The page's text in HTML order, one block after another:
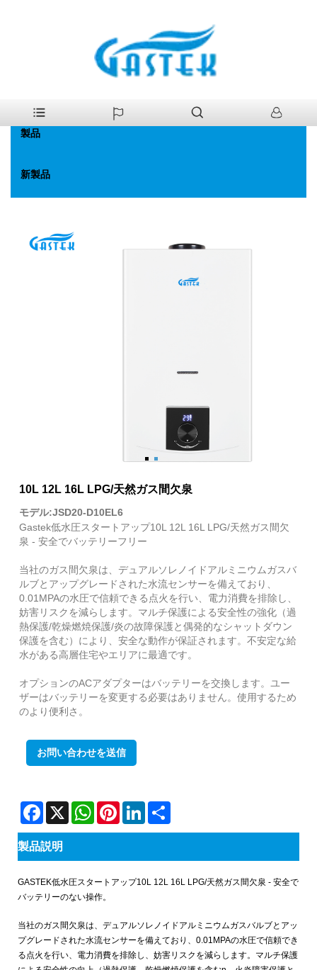
低水圧起動ガス給湯器を煙道
製品
新製品
10L 12L 16L LPG/天然ガス間欠泉
モデル:JSD20-D10EL6
Gastek低水圧スタートアップ10L 12L 16L LPG/天然ガス間欠
泉 - 安全でバッテリーフリー
当社のガス間欠泉は、デュアルソレノイドアルミニウムガスバ
ルブとアップグレードされた水流センサーを備えており、
0.01MPAの水圧で信頼できる点火を行い、電力消費を排除し、
妨害リスクを減らします。マルチ保護による安全性の強化（過
熱保護/乾燥燃焼保護/炎の故障保護と偶発的なシャットダウン
保護を含む）により、安全な動作が保証されます。不安定な給
水がある高層住宅やエリアに最適です。
オプションのACアダプターはバッテリーを交換します。ユー
ザーはバッテリーを変更する必要はありません。使用するため
のより便利さ。
お問い合わせを送信
Facebook
X WhatsAppPinterestLinkedIn
製品説明
GASTEK低水圧スタートアップ10L 12L 16L LPG/天然ガス間欠泉 - 安全で
バッテリーのない操作。
当社のガス間欠泉は、デュアルソレノイドアルミニウムガスバルブとアッ
プグレードされた水流センサーを備えており、0.01MPAの水圧で信頼でき
る点火を行い、電力消費を排除し、妨害リスクを減らします。マルチ保護